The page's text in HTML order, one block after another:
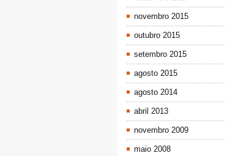
novembro 2015
outubro 2015
setembro 2015
agosto 2015
agosto 2014
abril 2013
novembro 2009
maio 2008